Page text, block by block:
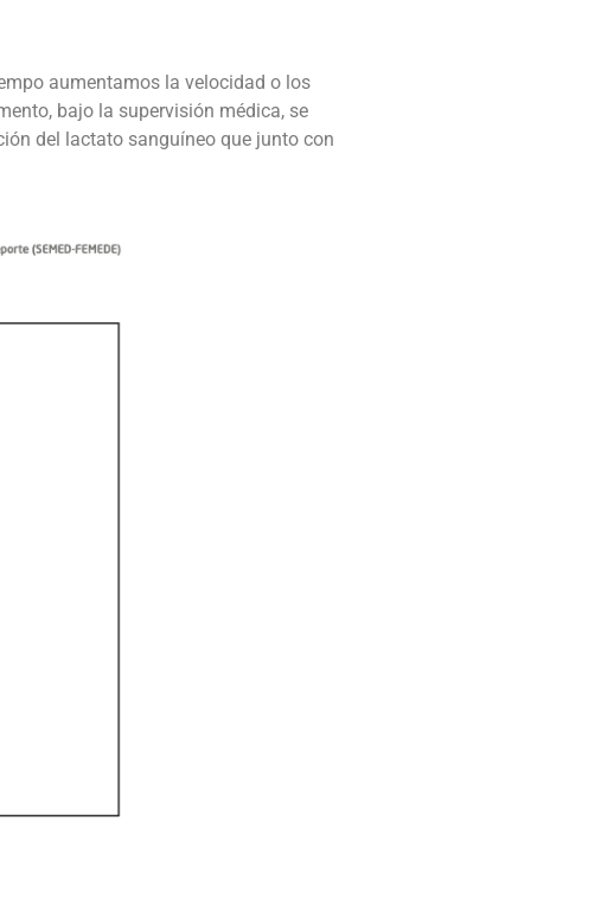
aumentamos la velocidad o los
bajo la supervisión médica, se
del lactato sanguíneo que junto con